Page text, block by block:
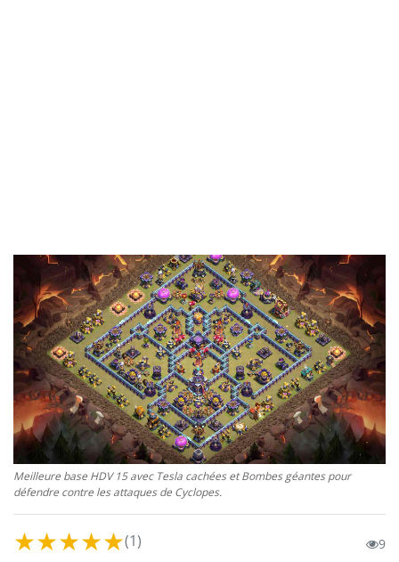
Meilleure base HDV 15 avec Tesla cachées et Bombes géantes pour
défendre contre les attaques de Cyclopes.
★★★★★(1) 9